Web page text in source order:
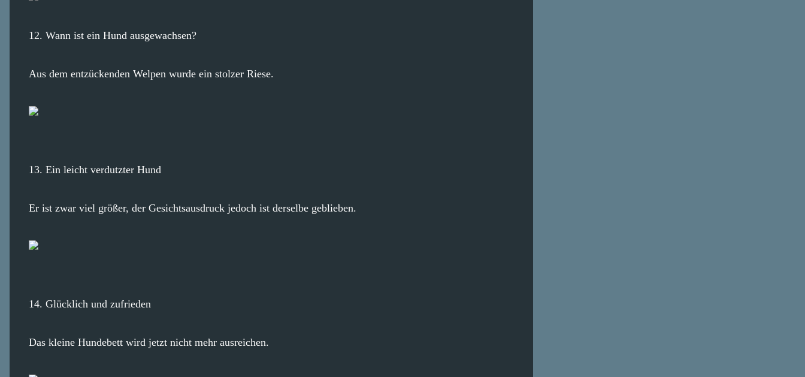
12. Wann ist ein Hund ausgewachsen?
Aus dem entzückenden Welpen wurde ein stolzer Riese.
13. Ein leicht verdutzter Hund
Er ist zwar viel größer, der Gesichtsausdruck jedoch ist derselbe geblieben.
14. Glücklich und zufrieden
Das kleine Hundebett wird jetzt nicht mehr ausreichen.